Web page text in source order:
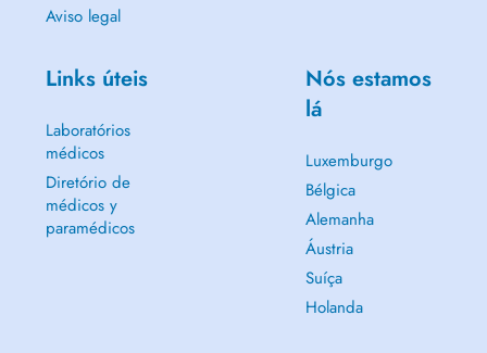
Aviso legal
Links úteis
Laboratórios
médicos
Diretório de
médicos y
paramédicos
Nós estamos
lá
Luxemburgo
Bélgica
Alemanha
Áustria
Suíça
Holanda